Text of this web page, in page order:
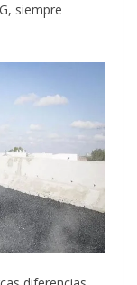
siempre